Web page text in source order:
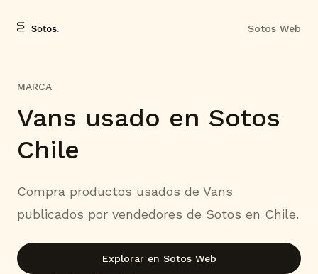
Sotos Web
MARCA
Vans usado en Sotos
Chile
Compra productos usados de Vans
publicados por vendedores de Sotos en Chile.
Explorar en Sotos Web